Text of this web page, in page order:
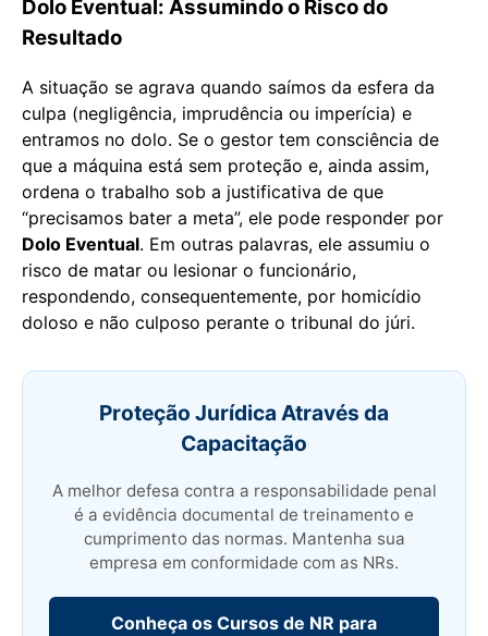
Dolo Eventual: Assumindo o Risco do
Resultado
A situação se agrava quando saímos da esfera da
culpa (negligência, imprudência ou imperícia) e
entramos no dolo. Se o gestor tem consciência de
que a máquina está sem proteção e, ainda assim,
ordena o trabalho sob a justificativa de que
“precisamos bater a meta”, ele pode responder por
Dolo Eventual. Em outras palavras, ele assumiu o
risco de matar ou lesionar o funcionário,
respondendo, consequentemente, por homicídio
doloso e não culposo perante o tribunal do júri.
Proteção Jurídica Através da
Capacitação
A melhor defesa contra a responsabilidade penal
é a evidência documental de treinamento e
cumprimento das normas. Mantenha sua
empresa em conformidade com as NRs.
Conheça os Cursos de NR para